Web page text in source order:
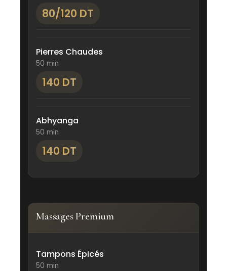
80/120 DT
Pierres Chaudes
50 min
140 DT
Abhyanga
50 min
140 DT
Massages Premium
Tampons Épicés
50 min